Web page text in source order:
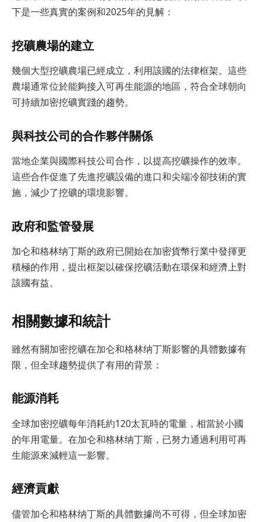
下是一些真實的案例和2025年的見解：
挖礦農場的建立
幾個大型挖礦農場已經成立，利用該國的法律框架。這些
農場通常位於能夠接入可再生能源的地區，符合全球朝向
可持續加密挖礦實踐的趨勢。
與科技公司的合作夥伴關係
當地企業與國際科技公司合作，以提高挖礦操作的效率。
這些合作促進了先進挖礦設備的進口和尖端冷卻技術的實
施，減少了挖礦的環境影響。
政府和監管發展
加仑和格林纳丁斯的政府已開始在加密貨幣行業中發揮更
積極的作用，提出框架以確保挖礦活動在環保和經濟上對
該國有益。
相關數據和統計
雖然有關加密挖礦在加仑和格林纳丁斯影響的具體數據有
限，但全球趨勢提供了有用的背景：
能源消耗
全球加密挖礦每年消耗約120太瓦時的電量，相當於小國
的年用電量。在加仑和格林纳丁斯，已努力通過利用可再
生能源來減輕這一影響。
經濟貢獻
儘管加仑和格林纳丁斯的具體數據尚不可得，但全球加密